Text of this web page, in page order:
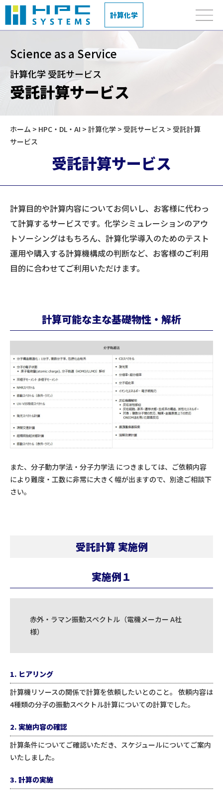
計算化学
Science as a Service
計算化学 受託サービス
受託計算サービス
ホーム > HPC・DL・AI > 計算化学 > 受託サービス > 受託計算
サービス
受託計算サービス
計算目的や計算内容についてお伺いし、お客様に代わっ
て計算するサービスです。化学シミュレーションのアウ
トソーシングはもちろん、計算化学導入のためのテスト
運用や購入する計算機構成の判断など、お客様のご利用
目的に合わせてご利用いただけます。
計算可能な主な基礎物性・解析
また、分子動力学法・分子力学法 につきましては、ご依頼内容
により難度・工数に非常に大きく幅が出ますので、別途ご相談下
さい。
受託計算 実施例
実施例１
赤外・ラマン振動スペクトル（電機メーカー A社
様）
1. ヒアリング
計算機リソースの関係で計算を依頼したいとのこと。 依頼内容は
4種類の分子の振動スペクトル計算についての計算でした。
2. 実施内容の確認
計算条件についてご確認いただき、スケジュールについてご案内
いたしました。
3. 計算の実施